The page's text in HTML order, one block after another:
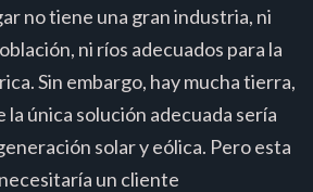
no tiene una gran industria, ni
ni ríos adecuados para la
Sin embargo, hay mucha tierra,
la única solución adecuada sería
solar y eólica. Pero esta
un cliente